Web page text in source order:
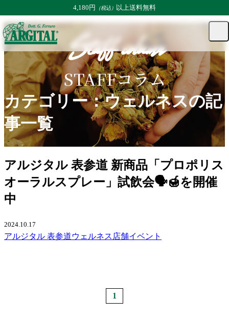
4,180円 （税込） 以上送料無料
マ
ペー
ジ
カー
グ
ル
STAFFコラム | コラムカテゴリー：ウェルネスの記事一覧
Staff column
STAFFコラム
カテゴリー：ウェルネスの記
事一覧
アルジタル 表参道 新商品「プロポリス
オーラルスプレー」試飲会🗣️🍯を開催
中
2024.10.17
アルジタル 表参道ウェルネス 店舗イベント
1